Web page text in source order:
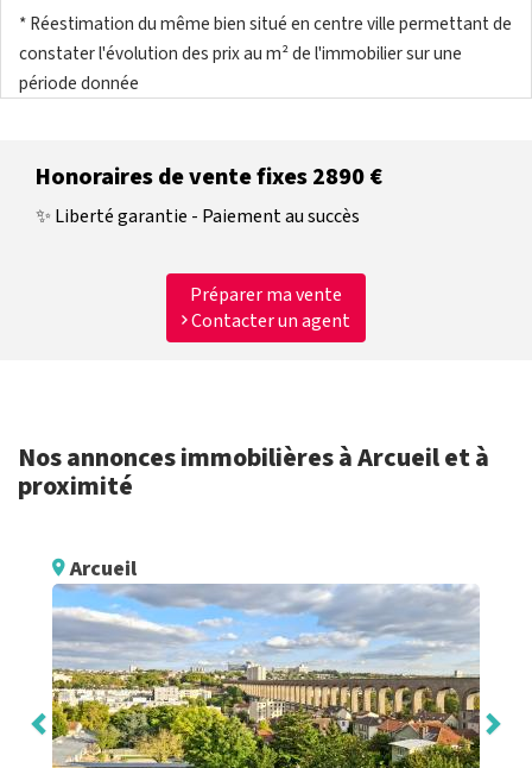
* Réestimation du même bien situé en centre ville permettant de
constater l'évolution des prix au m² de l'immobilier sur une
période donnée
Honoraires de vente fixes 2890 €
✨ Liberté garantie - Paiement au succès
Préparer ma vente
Contacter un agent
Nos annonces immobilières à Arcueil et à
proximité
Arcueil